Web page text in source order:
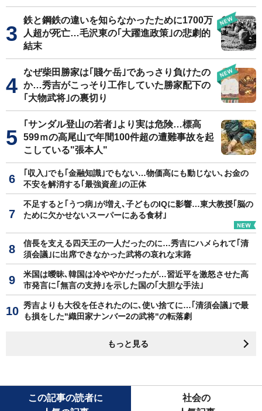
鉄と鋼鉄の違いを知らなかったために1700万
人超が死亡…毛沢東の｢大躍進政策｣の悲劇的
結末
なぜ柴田勝家は｢賤ケ岳｣であっさり負けたの
か…秀吉がこっそり工作していた勝家配下の
｢大物武将｣の裏切り
｢サンダル登山の若者｣より実は危険…標高
599ｍの高尾山で年間100件超の遭難事故を起
こしている"張本人"
｢収入｣でも｢金融知識｣でもない…物価高にも動じない､お金の
不安を解消する｢最強資産｣の正体
不足すると｢うつ病｣が増え､子どものIQに影響…東大教授｢脳の
ために欠かせないスーパーにある食材｣
信長を支える四天王の一人だったのに…秀吉にハメられて｢清
須会議｣に出席できなかった武将の哀れな末路
米国は曖昧､韓国は冷ややかだったが…習近平を激怒させた高
市発言に｢無言の支持｣を示した国の｢大胆な手法｣
秀吉よりも大役を任されたのに､使い捨てに…｢清須会議｣で最
も損をした"織田家ナンバー2の武将"の転落劇
もっと見る
この記事の読者に
社会の